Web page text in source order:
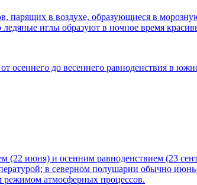
парящих в воздухе, образующиеся в
иглы образуют в ночное время
осеннего до весеннего равноденствия в
июня) и осенним равноденствием (23
в северном полушарии обычно
режимом атмосферных процессов.